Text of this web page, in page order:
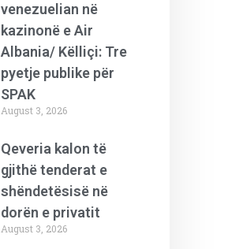
venezuelian në
kazinonë e Air
Albania/ Këlliçi: Tre
pyetje publike për
SPAK
August 3, 2026
Qeveria kalon të
gjithë tenderat e
shëndetësisë në
dorën e privatit
August 3, 2026